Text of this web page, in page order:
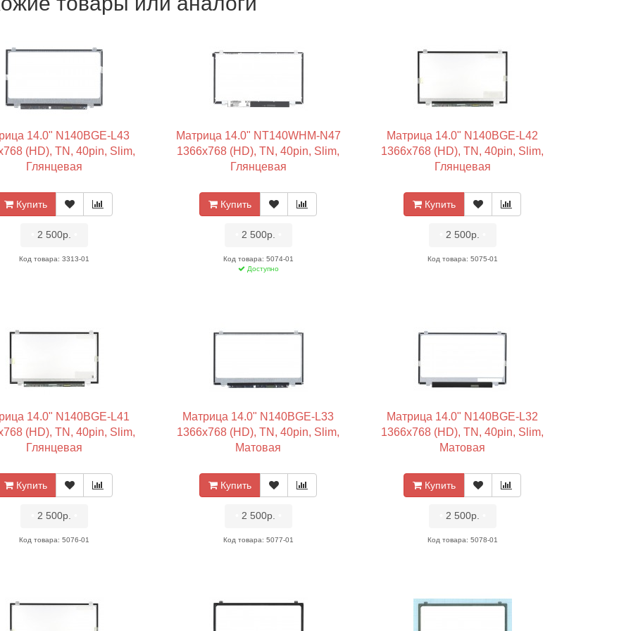
14.0" N140BGE-L43
(HD), TN, 40pin, Slim,
Глянцевая
Купить
2 500р.
Код товара: 3313-01
Матрица 14.0" NT140WHM-N47
1366x768 (HD), TN, 40pin, Slim,
Глянцевая
Купить
2 500р.
Код товара: 5074-01
Доступно
Матрица 14.0" N140BGE-L42
1366x768 (HD), TN, 40pin, Slim,
Глянцевая
Купить
2 500р.
Код товара: 5075-01
14.0" N140BGE-L41
(HD), TN, 40pin, Slim,
Глянцевая
Купить
2 500р.
Код товара: 5076-01
Матрица 14.0" N140BGE-L33
1366x768 (HD), TN, 40pin, Slim,
Матовая
Купить
2 500р.
Код товара: 5077-01
Матрица 14.0" N140BGE-L32
1366x768 (HD), TN, 40pin, Slim,
Матовая
Купить
2 500р.
Код товара: 5078-01